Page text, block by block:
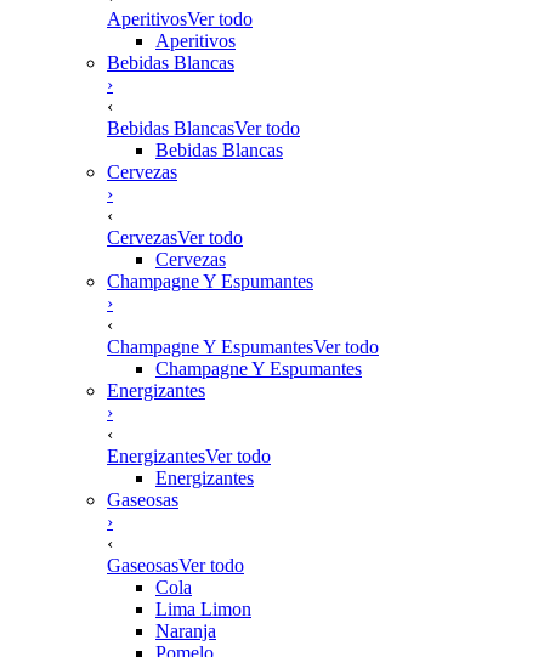
AperitivosVer todo
Aperitivos
Bebidas Blancas
›
‹
Bebidas BlancasVer todo
Bebidas Blancas
Cervezas
›
‹
CervezasVer todo
Cervezas
Champagne Y Espumantes
›
‹
Champagne Y EspumantesVer todo
Champagne Y Espumantes
Energizantes
›
‹
EnergizantesVer todo
Energizantes
Gaseosas
›
‹
GaseosasVer todo
Cola
Lima Limon
Naranja
Pomelo